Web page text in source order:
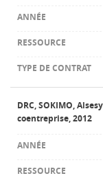
DRC, SOKIMO,
coentreprise, 2012